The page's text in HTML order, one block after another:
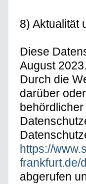
8) Aktualität
Diese
August
Durch die
darüber
https://
frankfurt.de/
abgerufen